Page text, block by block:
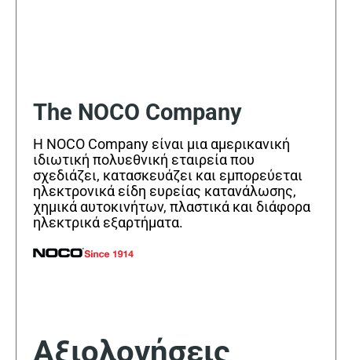
The NOCO Company
Η NOCO Company είναι μια αμερικανική
ιδιωτική πολυεθνική εταιρεία που
σχεδιάζει, κατασκευάζει και εμπορεύεται
ηλεκτρονικά είδη ευρείας κατανάλωσης,
χημικά αυτοκινήτων, πλαστικά και διάφορα
ηλεκτρικά εξαρτήματα.
Αξιολογήσεις